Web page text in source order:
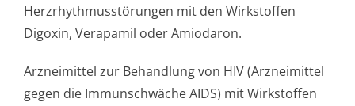
Herzrhythmusstörun­gen mit den Wirkstoffen
Digoxin, Verapamil oder Amiodaron.
Arzneimittel zur Behandlung von HIV (Arzneimittel
gegen die Immunschwäche AIDS) mit Wirkstoffen